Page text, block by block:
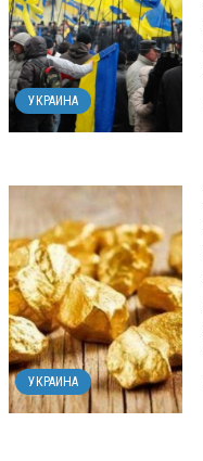
УКРАИНА
УКРАИНА